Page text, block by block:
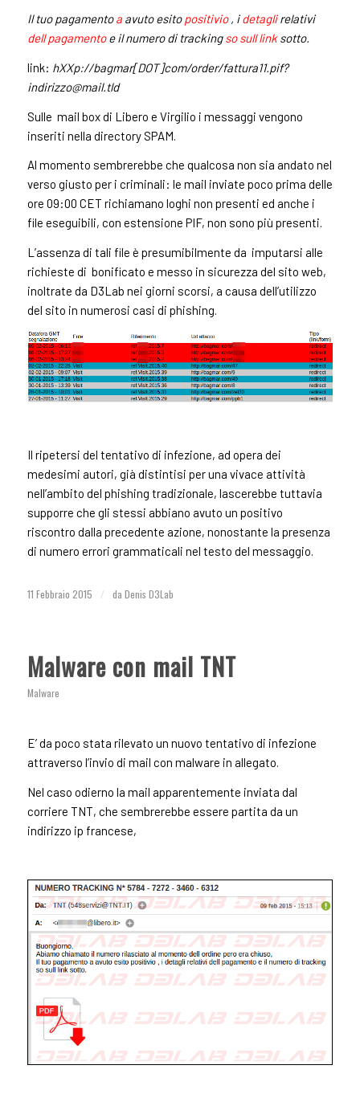
Il tuo pagamentoaavuto esitopositivio, idetaglirelativi
dell pagamentoe il numero di trackingso sull linksotto.
link: hXXp://bagmar[DOT]com/order/fattura11.pif?
indirizzo@mail.tld
Sulle mail box di Libero e Virgilio i messaggi vengono
inseriti nella directory SPAM.
Al momento sembrerebbe che qualcosa non sia andato nel
verso giusto per i criminali: le mail inviate poco prima delle
ore 09:00 CET richiamano loghi non presenti ed anche i
file eseguibili, con estensione PIF, non sono più presenti.
L’assenza di tali file è presumibilmente da imputarsi alle
richieste di bonificato e messo in sicurezza del sito web,
inoltrate da D3Lab nei giorni scorsi, a causa dell’utilizzo
del sito in numerosi casi di phishing.
Il ripetersi del tentativo di infezione, ad opera dei
medesimi autori, già distintisi per una vivace attività
nell’ambito del phishing tradizionale, lascerebbe tuttavia
supporre che gli stessi abbiano avuto un positivo
riscontro dalla precedente azione, nonostante la presenza
di numero errori grammaticali nel testo del messaggio.
11 Febbraio 2015 / da Denis D3Lab
Malware con mail TNT
Malware
E’ da poco stata rilevato un nuovo tentativo di infezione
attraverso l’invio di mail con malware in allegato.
Nel caso odierno la mail apparentemente inviata dal
corriere TNT, che sembrerebbe essere partita da un
indirizzo ip francese,